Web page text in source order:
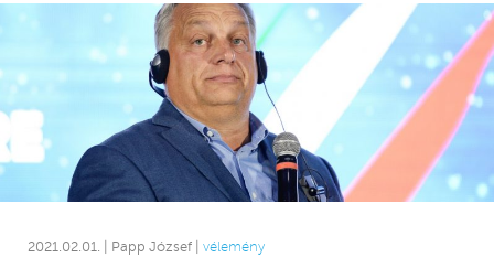
2021.02.01. | Papp József | vélemény